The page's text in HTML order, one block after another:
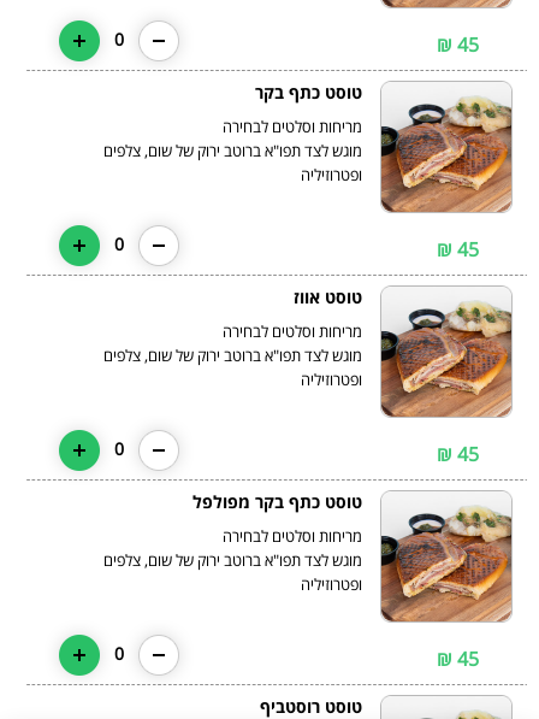
45 ₪
0
טוסט כתף בקר
מוגש לצד תפו"א ברוטב ירוק של שום, צלפים
ופטרוזיליה
45 ₪
0
טוסט אווז
מוגש לצד תפו"א ברוטב ירוק של שום, צלפים
ופטרוזיליה
45 ₪
0
טוסט כתף בקר מפולפל
מוגש לצד תפו"א ברוטב ירוק של שום, צלפים
ופטרוזיליה
45 ₪
0
טוסט רוסטביף